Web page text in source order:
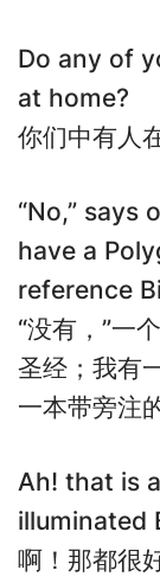
Do any of
at home?
你们中有人
“No,” says
have a
reference
“没有，”一
圣经；我有
一本带旁注
Ah! that is
illuminated
啊！那都很